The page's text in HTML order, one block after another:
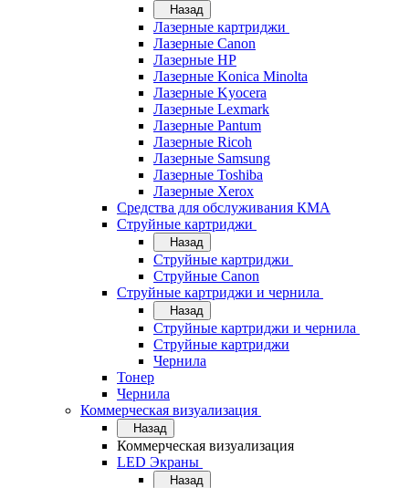
Назад
Лазерные картриджи
Лазерные Canon
Лазерные HP
Лазерные Konica Minolta
Лазерные Kyocera
Лазерные Lexmark
Лазерные Pantum
Лазерные Ricoh
Лазерные Samsung
Лазерные Toshiba
Лазерные Xerox
Средства для обслуживания КМА
Струйные картриджи
Назад
Струйные картриджи
Струйные Canon
Струйные картриджи и чернила
Назад
Струйные картриджи и чернила
Струйные картриджи
Чернила
Тонер
Чернила
Коммерческая визуализация
Назад
Коммерческая визуализация
LED Экраны
Назад